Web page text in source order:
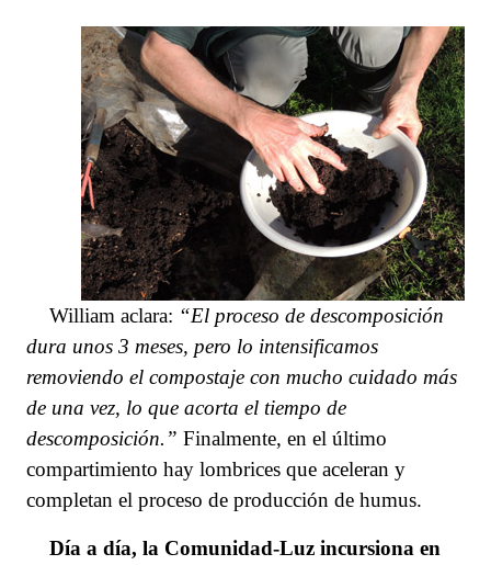
William aclara: “El proceso de descomposición
dura unos 3 meses, pero lo intensificamos
removiendo el compostaje con mucho cuidado más
de una vez, lo que acorta el tiempo de
descomposición.” Finalmente, en el último
compartimiento hay lombrices que aceleran y
completan el proceso de producción de humus.
Día a día, la Comunidad-Luz incursiona en